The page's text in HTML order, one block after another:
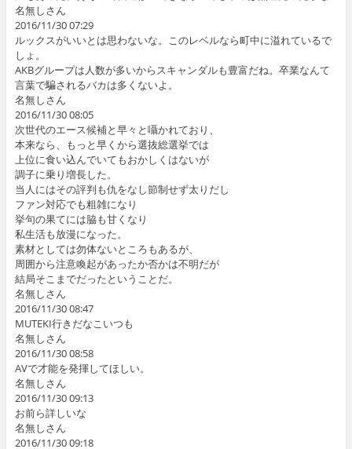
名無しさん
2016/11/30 07:29
ルックスがいいとは思わないな。このレベルなら町中に溢れているで
しょ。
AKBグループは人数が多いからスキャンダルも豊富だね。卒業なんて
言葉で騙されるバカは多くないよ。
名無しさん
2016/11/30 08:05
次世代のエース候補と早々と囁かれており、
本来なら、もっと早くから選抜総選挙では
上位に食い込んでいてもおかしくはないが
調子に乗り増長した。
当人にはその評判も仇をなし節制せず太りだし
ファン対応でも粗雑になり
挙句の果てには脇も甘くなり
私生活も放漫になった。
素材としては勿体ないところもあるが、
周囲から注意喚起があったか否かは不明だが
結局そこまでだったということだ。
名無しさん
2016/11/30 08:47
MUTEKI行きだなこいつも
名無しさん
2016/11/30 08:58
AVで才能を発揮してほしい。
名無しさん
2016/11/30 09:13
お前ら詳しいな
名無しさん
2016/11/30 09:18